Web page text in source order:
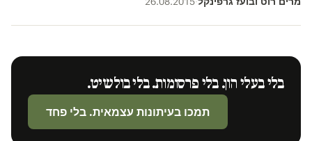
בלי בעלי הון. בלי פרסומות. בלי בולשיט.
תמכו בעיתונות עצמאית. בלי פחד